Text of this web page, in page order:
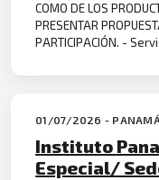
COMO DE LOS
PRESENTAR
PARTICIPACIÓN. -
01/07/2026 -
Instituto
Especial/